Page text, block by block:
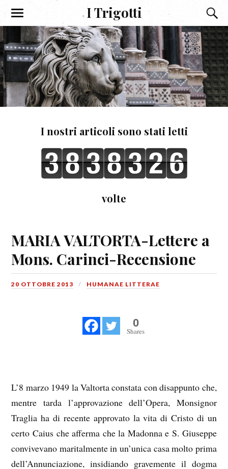
I Trigotti
I nostri articoli sono stati letti
volte
MARIA VALTORTA-Lettere a
Mons. Carinci-Recensione
20 OTTOBRE 2013 HUMANAE LITTERAE
0
Shares
L’8 marzo 1949 la Valtorta constata con disappunto che,
mentre tarda l’approvazione dell’Opera, Monsignor
Traglia ha di recente approvato la vita di Cristo di un
certo Caius che afferma che la Madonna e S. Giuseppe
convivevano maritalmente in un’unica casa molto prima
dell’Annunciazione, insidiando gravemente il dogma